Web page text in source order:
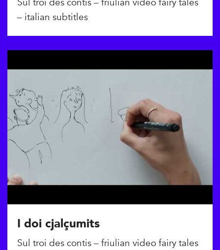
– italian subtitles
I doi cjalçumits
Sul troi des contis – friulian video fairy tales